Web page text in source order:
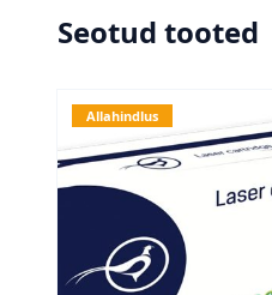
Seotud tooted
Allahindlus